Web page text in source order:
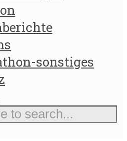
sonstiges